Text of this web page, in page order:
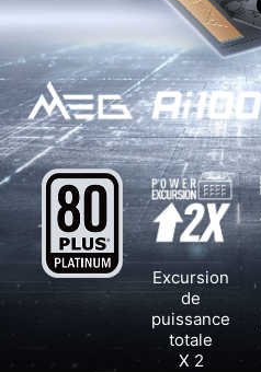
Excursion
de
puissance
totale
X 2